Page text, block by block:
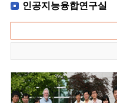
인공지능융합연구실